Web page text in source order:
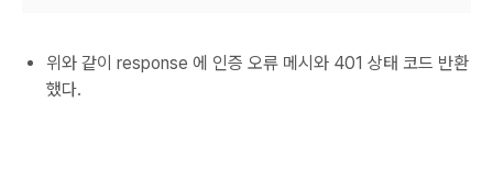
위와 같이 response 에 인증 오류 메시와 401 상태 코드 반환
했다.